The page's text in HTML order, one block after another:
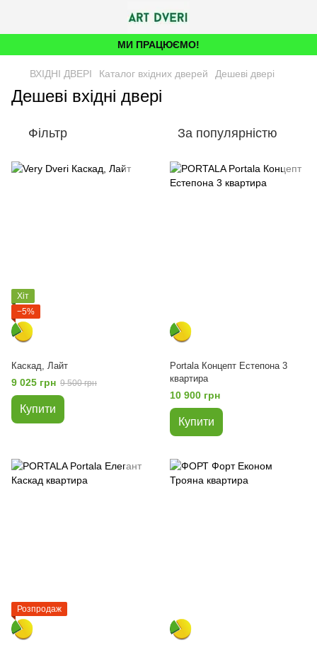
МИ ПРАЦЮЄМО!
ВХІДНІ ДВЕРІ Каталог вхідних дверей Дешеві двері
Дешеві вхідні двері
Фільтр За популярністю
Хіт
−5%
Каскад, Лайт
9 025 грн 9 500 грн
Купити
Portala Концепт Естепона 3
квартира
10 900 грн
Купити
Розпродаж